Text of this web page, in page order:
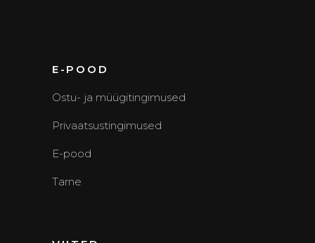
E-POOD
Ostu- ja müügitingimused
Privaatsustingimused
E-pood
Tarne